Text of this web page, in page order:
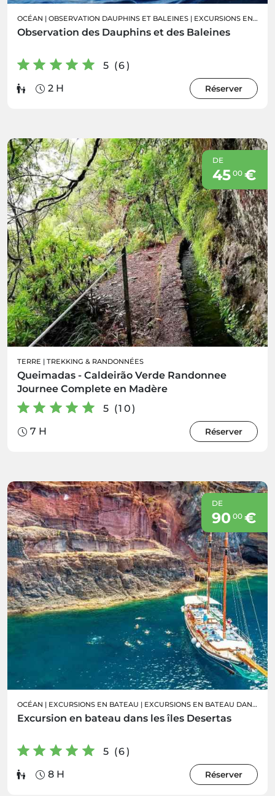
OCÉAN | OBSERVATION DAUPHINS ET BALEINES | EXCURSIONS EN BATEAU
Observation des Dauphins et des Baleines
5 (6)
2 H
Réserver
DE
45 00€
TERRE | TREKKING & RANDONNÉES
Queimadas - Caldeirão Verde Randonnee
Journee Complete en Madère
5 (10)
7 H
Réserver
DE
90 00€
OCÉAN | EXCURSIONS EN BATEAU | EXCURSIONS EN BATEAU DANS LES ÎLES DESERTAS
Excursion en bateau dans les îles Desertas
5 (6)
8 H
Réserver